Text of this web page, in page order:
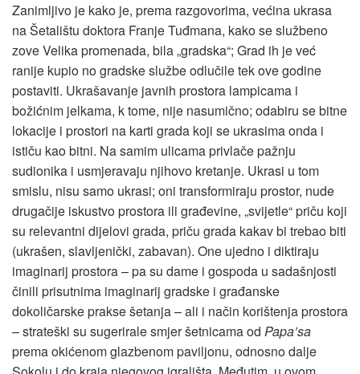
Zanimljivo je kako je, prema razgovorima, većina ukrasa
na Šetalištu doktora Franje Tuđmana, kako se službeno
zove Velika promenada, bila „gradska“; Grad ih je već
ranije kupio no gradske službe odlučile tek ove godine
postaviti. Ukrašavanje javnih prostora lampicama i
božićnim jelkama, k tome, nije nasumično; odabiru se bitne
lokacije i prostori na karti grada koji se ukrasima onda i
ističu kao bitni. Na samim ulicama privlače pažnju
sudionika i usmjeravaju njihovo kretanje. Ukrasi u tom
smislu, nisu samo ukrasi; oni transformiraju prostor, nude
drugačije iskustvo prostora ili građevine, „svijetle“ priču koji
su relevantni dijelovi grada, priču grada kakav bi trebao biti
(ukrašen, slavljenički, zabavan). One ujedno i diktiraju
imaginarij prostora – pa su dame i gospoda u sadašnjosti
činili prisutnima imaginarij gradske i građanske
dokoličarske prakse šetanja – ali i način korištenja prostora
– strateški su sugerirale smjer šetnicama od Papa’sa
prema okićenom glazbenom paviljonu, odnosno dalje